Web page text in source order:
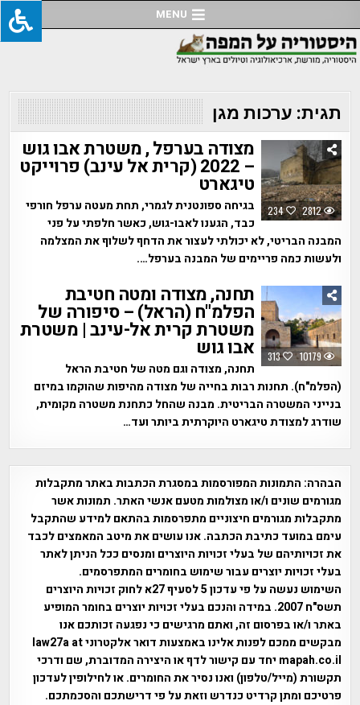
to
content
MENU
תגית: ערכות מגן
234 2812
מצודה בערפל , משטרת אבו גוש
– 2022 (קרית אל עינב) פרוייקט
טיגארט
בגיחה ספונטנית לגמרי, תחת מעטה ערפל חורפי
כבד, הגענו לאבו-גוש, כאשר חלפתי על פני
המבנה הבריטי, לא יכולתי לעצור את הדחף לשלוף את המצלמה
ולעשות כמה פריימים של המבנה בערפל….
313 10179
תחנה, מצודה ומטה חטיבת
הפלמ"ח (הראל) – סיפורה של
משטרת קרית אל-עינב | משטרת
אבו גוש
תחנה, מצודה וגם מטה של חטיבת הראל
(הפלמ"ח). תחנות רבות בחייה של מצודה מהיפות שהוקמו במיזם
בנייני המשטרה הבריטית. מבנה שהחל כתחנת משטרה מקומית,
שודרג למצודת טיגארט היוקרתית ביותר ועד…
הבהרה: התמונות המפורסמות במסגרת הכתבות באתר מתקבלות
מגורמים שונים ו/או מצולמות מטעם אנשי האתר. תמונות אשר
מתקבלות מגורמים חיצוניים מתפרסמות בהתאם למידע שהתקבל
עימם במועד כתיבת הכתבה. אנו עושים את מיטב המאמצים לכבד
את זכויותיהם של בעלי זכויות היוצרים ומנסים ככל הניתן לאתר
בעלי זכויות יוצרים עבור שימוש בחומרים המתפרסמים.
השימוש נעשה על פי עדכון 5 לסעיף 27א לחוק זכויות היוצרים
תשס"ח 2007. במידה והנכם בעלי זכויות יוצרים בחומר המופיע
באתר ו/או בפרסום זה, ואתם מרגישים כי נפגעה זכותכם אנו
מבקשים ממכם לפנות אלינו באמצעות דואר אלקטרוני law27a at
mapah.co.il יחד עם קישור לדף או היצירה המדוברת, שם ודרכי
תקשורת (מייל/טלפון) ואנו נסיר את החומרים. או לחילופין לעדכון
פרטיכם ומתן קרדיט כנדרש וזאת על פי דרישתכם והסכמתכם.